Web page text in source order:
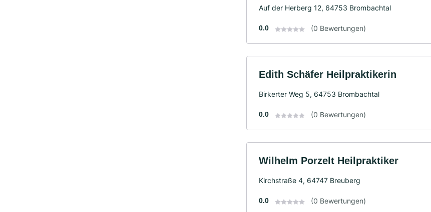
Auf der Herberg 12, 64753 Brombachtal
0.0 (0 Bewertungen)
Edith Schäfer Heilpraktikerin
Birkerter Weg 5, 64753 Brombachtal
0.0 (0 Bewertungen)
Wilhelm Porzelt Heilpraktiker
Kirchstraße 4, 64747 Breuberg
0.0 (0 Bewertungen)